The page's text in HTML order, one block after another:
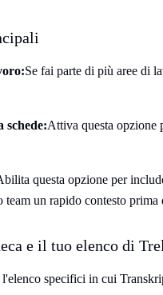
Se fai parte di più aree di
schede:Attiva questa opzione
questa opzione per
team un rapido contesto
e il tuo elenco di
l'elenco specifici in cui